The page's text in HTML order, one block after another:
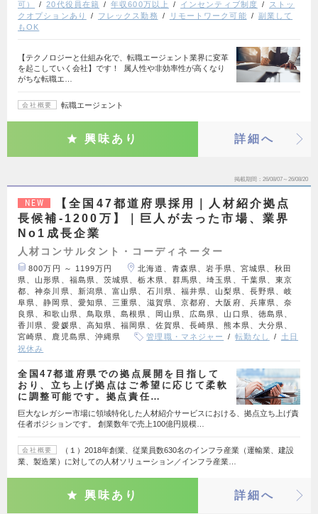
可） 20代役員在籍 年収600万以上 インセンティブ制度
ストッ
クオプションあり
フレックス勤務 リモートワーク可能
副業して
もOK
【テクノロジーと仕組み化で、転職エージェント業界に変革
を起こしていく会社】です！ 属人性や非効率性が高くなり
がちな転職エ…
会社概要 転職エージェント
興味あり 詳細へ
掲載期間 26/08/07～26/08/20
NEW
【全国47都道府県採用｜人材紹介拠点
長候補-1200万】｜巨人が去った市場、業界
No1成長企業
人材コンサルタント・コーディネーター
800万円 ～ 1199万円
北海道、青森県、岩手県、宮城県、秋田
県、山形県、福島県、茨城県、栃木県、群馬県、埼玉県、千葉県、東京
都、神奈川県、新潟県、富山県、石川県、福井県、山梨県、長野県、岐
阜県、静岡県、愛知県、三重県、滋賀県、京都府、大阪府、兵庫県、奈
良県、和歌山県、鳥取県、島根県、岡山県、広島県、山口県、徳島県、
香川県、愛媛県、高知県、福岡県、佐賀県、長崎県、熊本県、大分県、
宮崎県、鹿児島県、沖縄県
管理職・マネジャー 転勤なし
土日
祝休み
全国47都道府県での拠点展開を目指して
おり、立ち上げ拠点はご希望に応じて柔軟
に調整可能です。拠点責任…
巨大なレガシー市場に領域特化した人材紹介サービスにおける、拠点立ち上げ責
任者ポジションです。 創業数年で売上100億円規模…
会社概要
（１）2018年創業、従業員数630名のインフラ産業（運輸業、建設
業、製造業）に対しての人材ソリューション／インフラ産業…
興味あり 詳細へ